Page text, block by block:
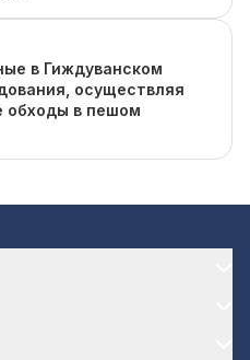
в Гиждуванском
осуществляя
обходы в пешом